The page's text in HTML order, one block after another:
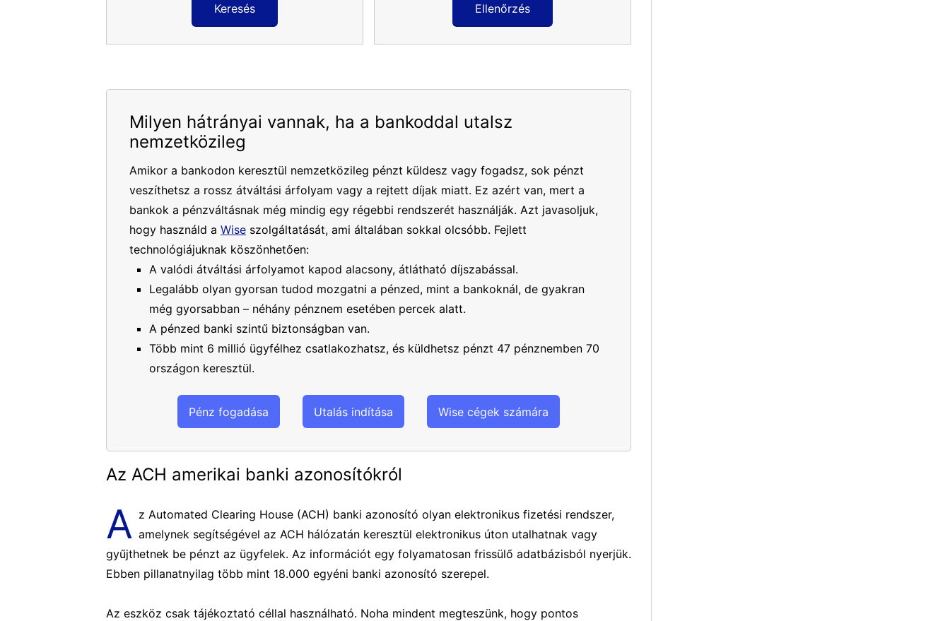
Keresés Ellenőrzés
Milyen hátrányai vannak, ha a bankoddal utalsz
nemzetközileg
Amikor a bankodon keresztül nemzetközileg pénzt küldesz vagy fogadsz, sok pénzt
veszíthetsz a rossz átváltási árfolyam vagy a rejtett díjak miatt. Ez azért van, mert a
bankok a pénzváltásnak még mindig egy régebbi rendszerét használják. Azt javasoljuk,
hogy használd a Wise szolgáltatását, ami általában sokkal olcsóbb. Fejlett
technológiájuknak köszönhetően:
A valódi átváltási árfolyamot kapod alacsony, átlátható díjszabással.
Legalább olyan gyorsan tudod mozgatni a pénzed, mint a bankoknál, de gyakran
még gyorsabban – néhány pénznem esetében percek alatt.
A pénzed banki szintű biztonságban van.
Több mint 6 millió ügyfélhez csatlakozhatsz, és küldhetsz pénzt 47 pénznemben 70
országon keresztül.
Pénz fogadása Utalás indítása Wise cégek számára
Az ACH amerikai banki azonosítókról
A z Automated Clearing House (ACH) banki azonosító olyan elektronikus fizetési rendszer,
amelynek segítségével az ACH hálózatán keresztül elektronikus úton utalhatnak vagy
gyűjthetnek be pénzt az ügyfelek. Az információt egy folyamatosan frissülő adatbázisból nyerjük.
Ebben pillanatnyilag több mint 18.000 egyéni banki azonosító szerepel.
Az eszköz csak tájékoztató céllal használható. Noha mindent megteszünk, hogy pontos